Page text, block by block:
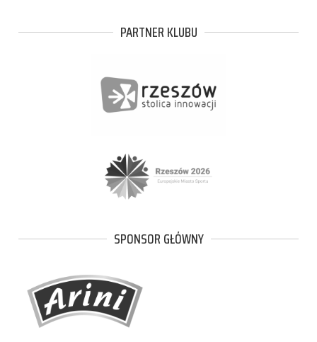
PARTNER KLUBU
SPONSOR GŁÓWNY